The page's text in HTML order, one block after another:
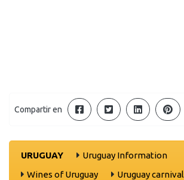
Compartir en
URUGUAY
Uruguay Information
Wines of Uruguay
Uruguay carnival